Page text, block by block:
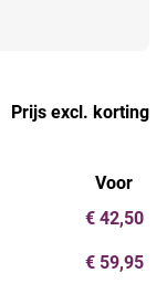
Prijs excl. korting
Voor
€ 42,50
€ 59,95